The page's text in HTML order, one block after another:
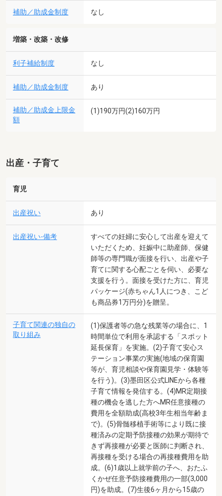
補助／助成金制度 なし
増築・改築・改修
利子補給制度 なし
補助／助成金制度 あり
補助／助成金上限金
額
(1)190万円(2)160万円
出産・子育て
育児
出産祝い あり
出産祝い-備考
すべての妊婦に安心して出産を迎えて
いただくため、妊娠中に助産師、保健
師等の専門職が面接を行い、出産や子
育てに関する心配ごとを伺い、必要な
支援を行う。面接を受けた方に、育児
パッケージ(赤ちゃん1人につき、こど
も商品券1万円分)を贈呈。
子育て関連の独自の
取り組み
(1)保護者等の急な残業等の場合に、1
時間単位で利用を承認する「スポット
延長保育」を実施。(2)子育て安心ス
テーション事業の実施(地域の保育園
等が、育児相談や保育園見学・体験等
を行う)。(3)墨田区公式LINEから各種
子育て情報を発信する。(4)MR定期接
種の機会を逃した方へMR任意接種の
費用を全額助成(高校3年生相当年齢ま
で)。(5)骨髄移植手術等により既に接
種済みの定期予防接種の効果が期待で
きず再接種が必要と医師に判断され、
再接種を受ける場合の再接種費用を助
成。(6)1歳以上就学前の子へ、おたふ
くかぜ任意予防接種費用の一部(3,000
円)を助成。(7)生後6ヶ月から15歳の